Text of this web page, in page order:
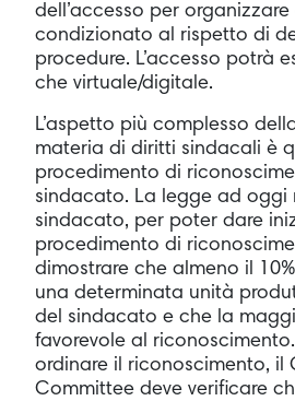
dell’accesso per
condizionato al rispetto di
procedure. L’accesso potrà
che virtuale/digitale.
L’aspetto più complesso
materia di diritti sindacali è
procedimento di
sindacato. La legge ad oggi
sindacato, per poter dare
procedimento di
dimostrare che almeno il
una determinata unità
del sindacato e che la
favorevole al
ordinare il riconoscimento, il
Committee deve verificare